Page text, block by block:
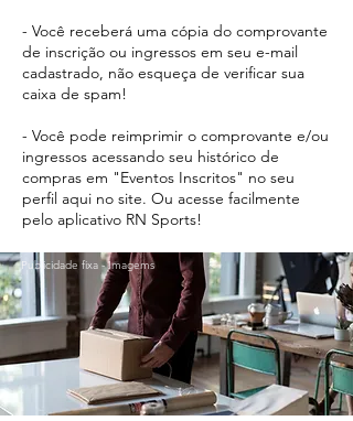
- Você receberá uma cópia do comprovante
de inscrição ou ingressos em seu e-mail
cadastrado, não esqueça de verificar sua
caixa de spam!
- Você pode reimprimir o comprovante e/ou
ingressos acessando seu histórico de
compras em "Eventos Inscritos" no seu
perfil aqui no site. Ou acesse facilmente
pelo aplicativo RN Sports!
Publicidade fixa - Imagems